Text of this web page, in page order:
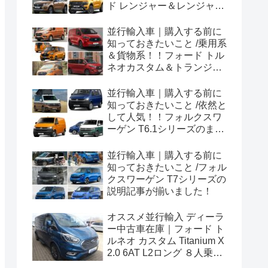
ド レンジャー＆レンジャー
め！
並行輸入車｜購入する前に
知っておきたいこと /乗用系
＆貨物系！！フォード トル
ネオカスタム＆トランジッ
め！
並行輸入車｜購入する前に
知っておきたいこと /依然と
して人気！！フォルクスワ
ーゲン T6.1シリーズのまと
並行輸入車｜購入する前に
知っておきたいこと /フォル
クスワーゲン T7シリーズの
説明記事が揃いました！
オススメ並行輸入 ディーラ
ー中古車在庫｜フォード ト
ルネオ カスタム Titanium X
2.0 6AT L2ロング ８人乗り